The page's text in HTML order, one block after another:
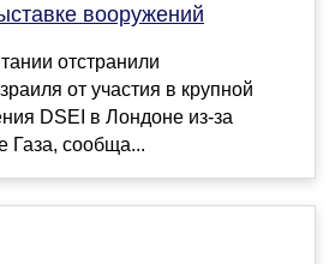
вооружений
отстранили
от участия в крупной
DSEI в Лондоне из-за
Газа, сообща...